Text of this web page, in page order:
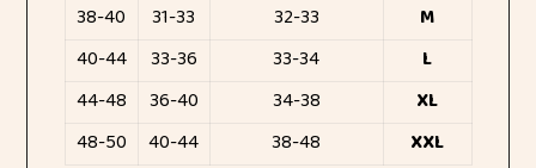
M
32-33
31-33
38-40
L
33-34
33-36
40-44
XL
34-38
36-40
44-48
XXL
38-48
40-44
48-50